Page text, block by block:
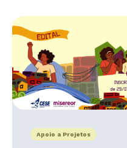
Apoio a Projetos